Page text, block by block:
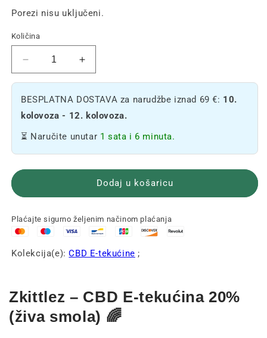
Porezi nisu uključeni.
Količina
Smanjite
količinu
20%
CBD
tekućine
Povećajte
količinu
20%
CBD
tekućine
BESPLATNA DOSTAVA za narudžbe iznad 69 €: 10.
kolovoza - 12. kolovoza.
⏳ Naručite unutar 1 sata i 6 minuta.
Dodaj u košaricu
Plaćajte sigurno željenim načinom plaćanja
Kolekcija(e):CBD E-tekućine ;
Zkittlez – CBD E-tekućina 20%
(živa smola) 🌈